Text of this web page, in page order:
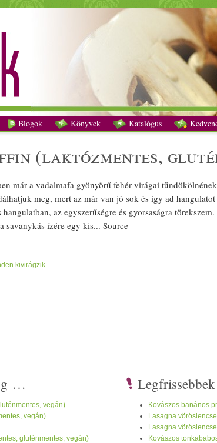
Málnás mákos muffin (laktózmentes, gluténmentes, vegán) recept
Blogok Könyvek Katalógus
(laktózmentes,
már a vadalmafa gyönyörű fehér virágai
meg, mert az már van jó sok és így ad
az egyszerűségre és gyorsaságra törekszem.
savanykás ízére egy kis... Source
kivirágzik.
…
vegán)
vegán)
gluténmentes, vegán)
Kovászos banános
Lasagna
Lasagna
Kovászos